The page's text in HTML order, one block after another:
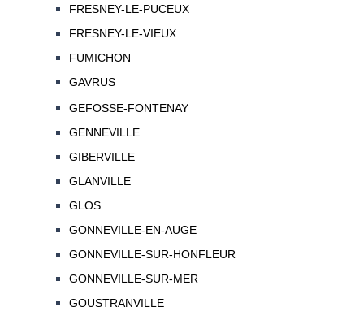
FRESNEY-LE-PUCEUX
FRESNEY-LE-VIEUX
FUMICHON
GAVRUS
GEFOSSE-FONTENAY
GENNEVILLE
GIBERVILLE
GLANVILLE
GLOS
GONNEVILLE-EN-AUGE
GONNEVILLE-SUR-HONFLEUR
GONNEVILLE-SUR-MER
GOUSTRANVILLE